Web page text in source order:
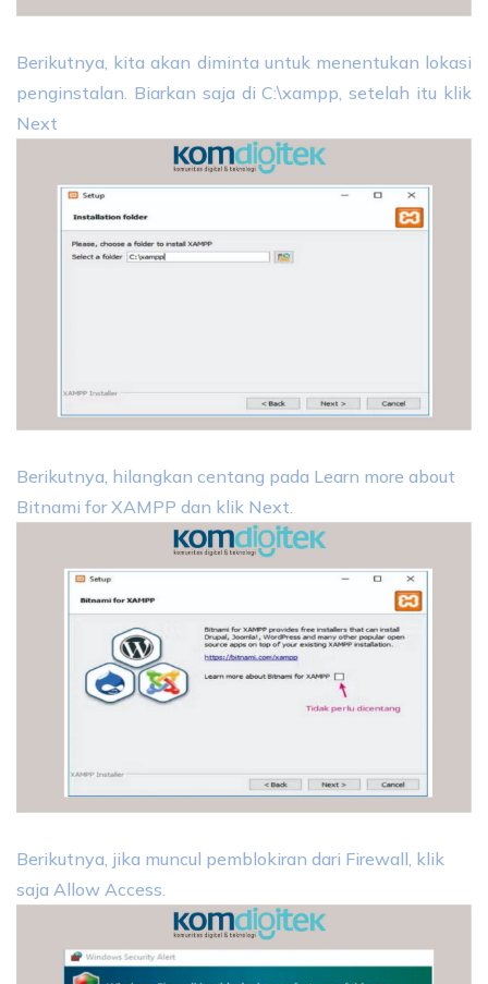
Berikutnya, kita akan diminta untuk menentukan lokasi
penginstalan. Biarkan saja di C:\xampp, setelah itu klik
Next
Berikutnya, hilangkan centang pada Learn more about
Bitnami for XAMPP dan klik Next.
Berikutnya, jika muncul pemblokiran dari Firewall, klik
saja Allow Access.